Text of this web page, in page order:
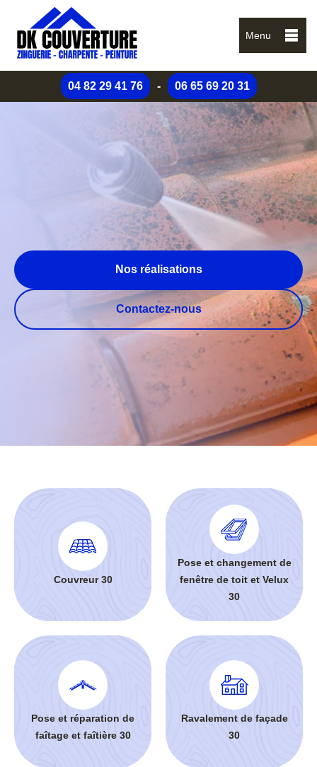
Menu
04 82 29 41 76 - 06 65 69 20 31
Nos réalisations
Contactez-nous
Couvreur 30
Pose et changement de
fenêtre de toit et Velux
30
Pose et réparation de
faîtage et faîtière 30
Ravalement de façade
30